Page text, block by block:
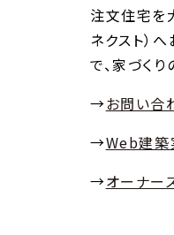
注文住宅を
ネクスト）
で、家づく
→お問い合
→Web建築
→オーナー